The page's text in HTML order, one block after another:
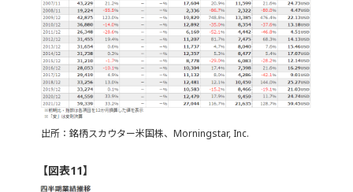
出所：銘柄スカウター米国株、Morningstar, Inc.
【図表11】